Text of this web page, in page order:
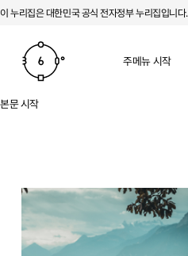
본문 바로가기
주메뉴 바로가기
이 누리집은 대한민국 공식 전자정부 누리집입니다.
주메뉴 시작
본문 시작